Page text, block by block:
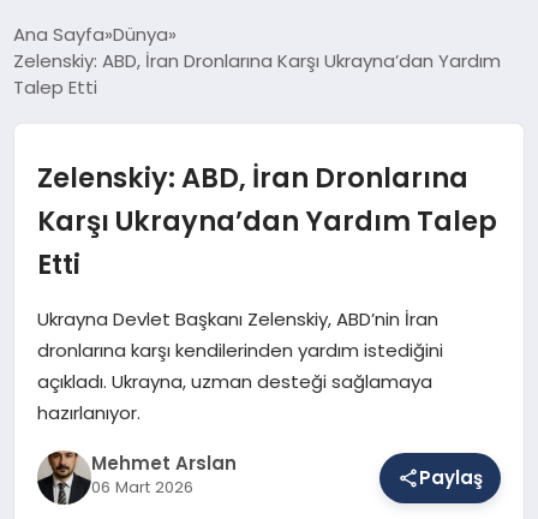
GÜNDEM
EKONOMI
SPOR
SAĞLIK
EĞITIM
Ana Sayfa Dünya
Zelenskiy: ABD, İran Dronlarına Karşı Ukrayna’dan Yardım
Talep Etti
Zelenskiy: ABD, İran Dronlarına
Karşı Ukrayna’dan Yardım Talep
Etti
Ukrayna Devlet Başkanı Zelenskiy, ABD’nin İran
dronlarına karşı kendilerinden yardım istediğini
açıkladı. Ukrayna, uzman desteği sağlamaya
hazırlanıyor.
Mehmet Arslan
06 Mart 2026 Paylaş